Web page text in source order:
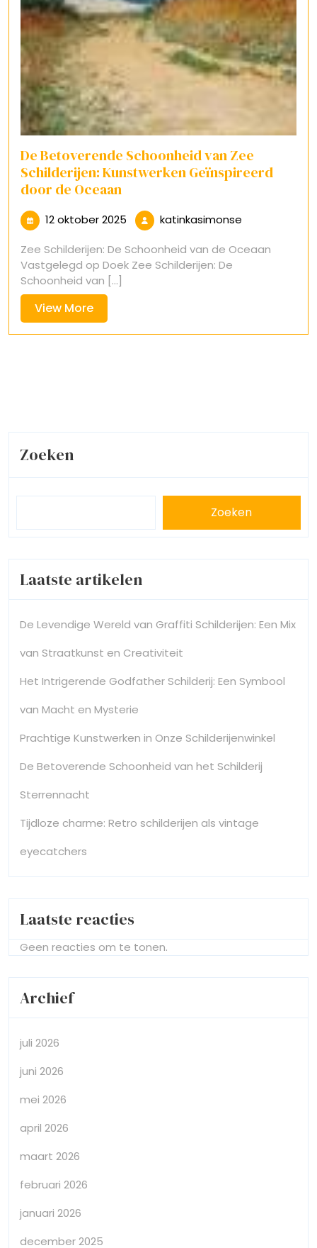
De Betoverende Schoonheid van Zee
Schilderijen: Kunstwerken Geïnspireerd
door de Oceaan
12 oktober 2025
oktober
2025
katinkasimonse
Zee Schilderijen: De Schoonheid van de Oceaan
Vastgelegd op Doek Zee Schilderijen: De
Schoonheid van [...]
View MoreView
More
Zoeken
Zoeken
Laatste artikelen
De Levendige Wereld van Graffiti Schilderijen: Een Mix
van Straatkunst en Creativiteit
Het Intrigerende Godfather Schilderij: Een Symbool
van Macht en Mysterie
Prachtige Kunstwerken in Onze Schilderijenwinkel
De Betoverende Schoonheid van het Schilderij
Sterrennacht
Tijdloze charme: Retro schilderijen als vintage
eyecatchers
Laatste reacties
Geen reacties om te tonen.
Archief
juli 2026
juni 2026
mei 2026
april 2026
maart 2026
februari 2026
januari 2026
december 2025